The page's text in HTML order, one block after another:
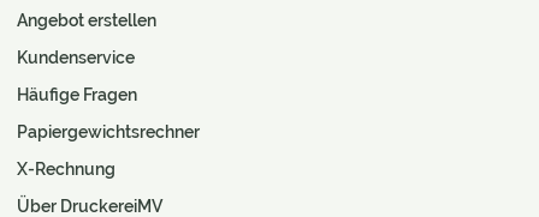
Angebot erstellen
Kundenservice
Häufige Fragen
Papiergewichtsrechner
X-Rechnung
Über DruckereiMV